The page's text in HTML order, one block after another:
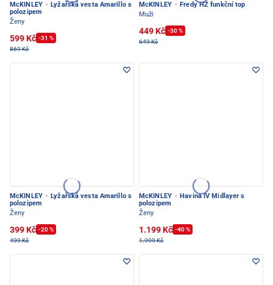
McKINLEY · Lyžařská vesta Amarillo s
polozipem
Ženy
599 Kč -31 %
869 Kč
McKINLEY · Fredy HZ funkční top
Muži
449 Kč -30 %
649 Kč
McKINLEY · Lyžařská vesta Amarillo s
polozipem
Ženy
399 Kč -20 %
499 Kč
McKINLEY · Havina IV Midlayer s
polozipem
Ženy
1.199 Kč -40 %
1.999 Kč